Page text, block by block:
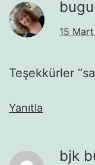
15
Teşekkürler
Yanıtla
bjk